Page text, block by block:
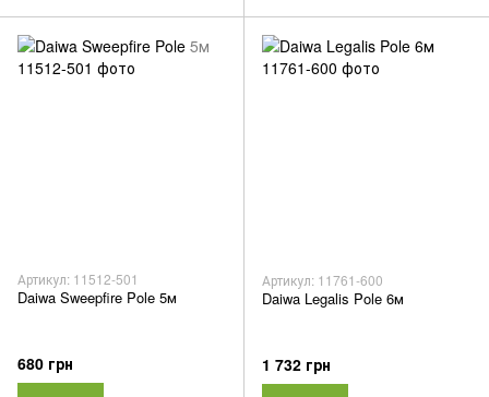
Артикул: 11512-501
Daiwa Sweepfire Pole 5м
680 грн
Артикул: 11761-600
Daiwa Legalis Pole 6м
1 732 грн